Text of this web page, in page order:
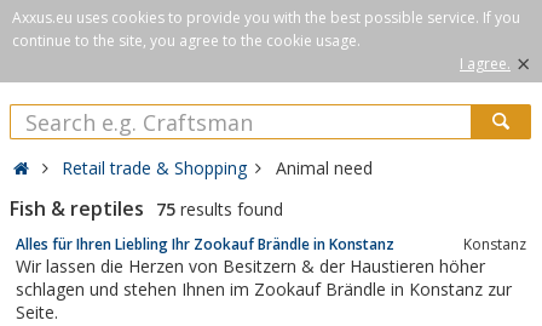
Axxus.eu uses cookies to provide you with the best possible service. If you
continue to the site, you agree to the cookie usage.
I agree. ×
Retail trade & Shopping Animal need
Fish & reptiles 75 results found
Alles für Ihren Liebling Ihr Zookauf Brändle in Konstanz Konstanz
Wir lassen die Herzen von Besitzern & der Haustieren höher
schlagen und stehen Ihnen im Zookauf Brändle in Konstanz zur
Seite.